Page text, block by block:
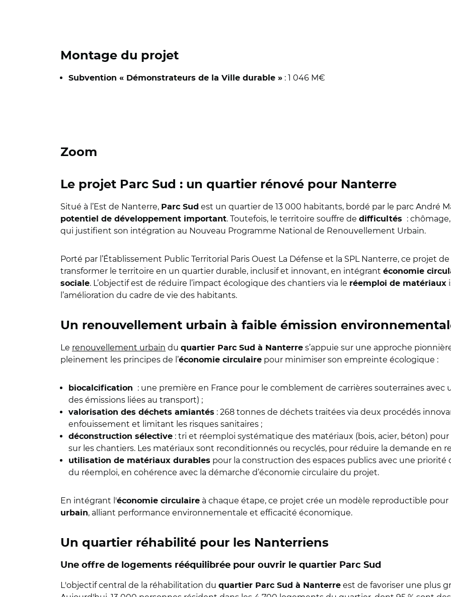
Montage du projet
Subvention « Démonstrateurs de la Ville durable » : 1 046 M€
Zoom
Le projet Parc Sud : un quartier rénové pour Nanterre
Situé à l’Est de Nanterre, Parc Sud est un quartier de 13 000 habitants, bordé par le parc André
potentiel de développement important. Toutefois, le territoire souffre de difficultés
:
qui justifient son intégration au Nouveau Programme National de Renouvellement Urbain.
Porté par l’Établissement Public Territorial Paris Ouest La Défense et la SPL Nanterre, ce projet de
transformer le territoire en un quartier durable, inclusif et innovant, en intégrant économie
sociale. L’objectif est de réduire l’impact écologique des chantiers via le réemploi de matériaux
l’amélioration du cadre de vie des habitants.
Un renouvellement urbain à faible émission
Le renouvellement urbain du quartier Parc Sud à Nanterre s’appuie sur une approche
pleinement les principes de l’économie circulaire pour minimiser son empreinte écologique :
biocalcification
: une première en France pour le comblement de carrières souterraines avec
des émissions liées au transport) ;
valorisation des déchets amiantés : 268 tonnes de déchets traitées via deux procédés
enfouissement et limitant les risques sanitaires ;
déconstruction sélective : tri et réemploi systématique des matériaux (bois, acier, béton)
sur les chantiers. Les matériaux sont reconditionnés ou recyclés, pour réduire la demande en
utilisation de matériaux durables pour la construction des espaces publics avec une priorité
du réemploi, en cohérence avec la démarche d’économie circulaire du projet.
En intégrant l'économie circulaire à chaque étape, ce projet crée un modèle reproductible
urbain, alliant performance environnementale et efficacité économique.
Un quartier réhabilité pour les Nanterriens
Une offre de logements rééquilibrée pour ouvrir le quartier Parc Sud
L'objectif central de la réhabilitation du quartier Parc Sud à Nanterre est de favoriser une plus